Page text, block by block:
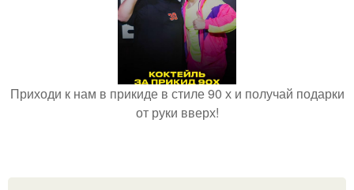
Приходи к нам в прикиде в стиле 90 х и получай подарки
от руки вверх!